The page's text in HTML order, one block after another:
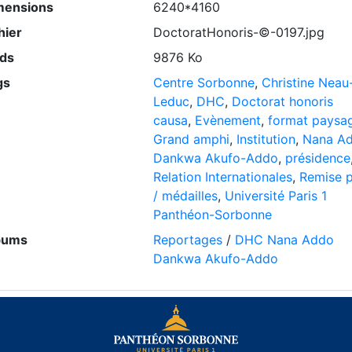
6240*4160
DoctoratHonoris-©-0197.jpg
9876 Ko
Centre Sorbonne, Christine
Leduc, DHC, Doctorat honoris
causa, Evènement, format
Grand amphi, Institution, Nana
Dankwa Akufo-Addo, présidence,
Relation Internationales, Remise
/ médailles, Université Paris 1
Panthéon-Sorbonne
Reportages / DHC Nana Addo
Dankwa Akufo-Addo